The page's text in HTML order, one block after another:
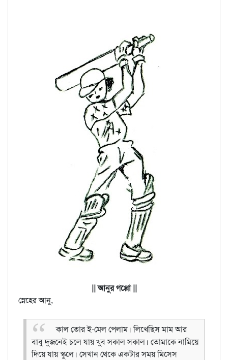
|| আনুর গপ্পো ||
স্নেহের আনু,
কাল তোর ই-মেল পেলাম। লিখেছিস মাম আর
বাবু দুজনেই চলে যায় খুব সকাল সকাল। তোমাকে নামিয়ে
দিয়ে যায় স্কুলে। সেখান থেকে একটার সময় মিসেস